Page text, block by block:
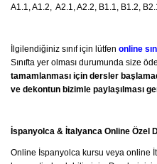
A1.1, A1.2, A2.1, A2.2, B1.1, B1.2,
İlgilendiğiniz sınıf için lütfen online
Sınıfta yer olması durumunda size
tamamlanması için dersler
ve dekontun bizimle paylaşılması
İspanyolca & İtalyanca Online Özel
Online İspanyolca kursu veya online